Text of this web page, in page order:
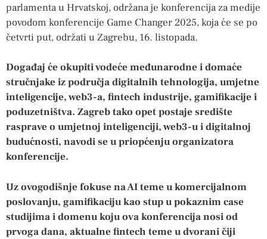
parlamenta u Hrvatskoj, održana je konferencija za medije
povodom konferencije Game Changer 2025, koja će se po
četvrti put, održati u Zagrebu, 16. listopada.
Događaj će okupiti vodeće međunarodne i domaće
stručnjake iz područja digitalnih tehnologija, umjetne
inteligencije, web3-a, fintech industrije, gamifikacije i
poduzetništva. Zagreb tako opet postaje središte
rasprave o umjetnoj inteligenciji, web3-u i digitalnoj
budućnosti, navodi se u priopćenju organizatora
konferencije.
Uz ovogodišnje fokuse na AI teme u komercijalnom
poslovanju, gamifikaciju kao stup u pokaznim case
studijima i domenu koju ova konferencija nosi od
prvoga dana, aktualne fintech teme u dvorani čiji